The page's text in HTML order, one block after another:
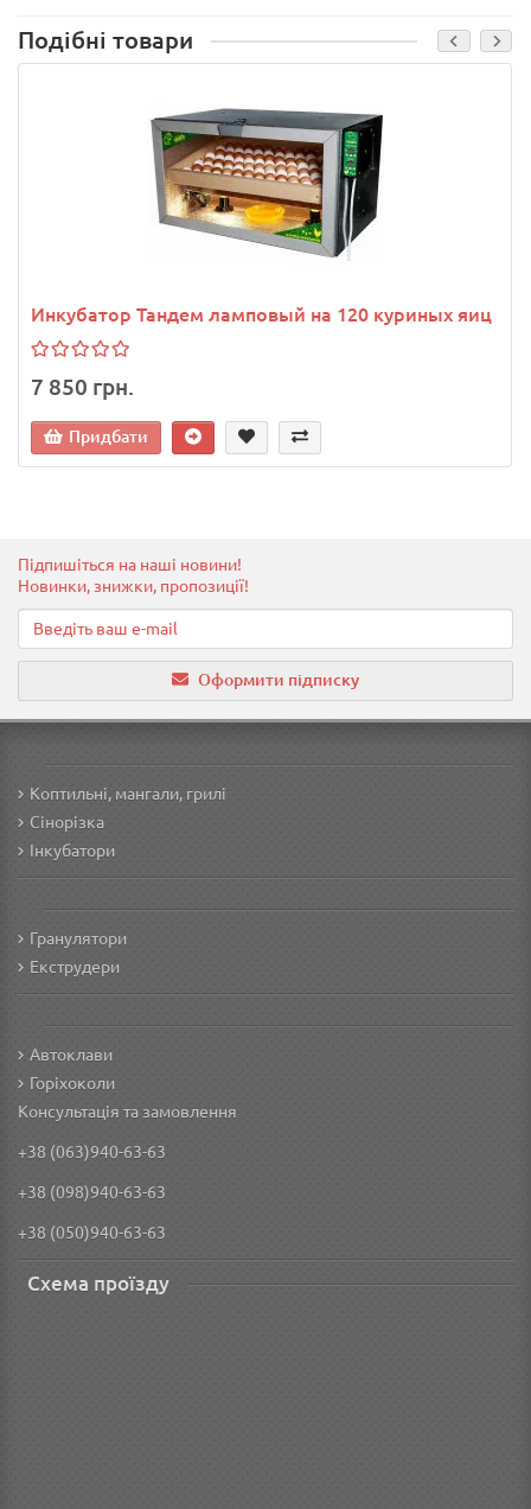
Подібні товари
Инкубатор Тандем ламповый на 120 куриных яиц
7 850 грн.
Придбати
Підпишіться на наші новини!
Новинки, знижки, пропозиції!
Оформити підписку
Коптильні, мангали, грилі
Сінорізка
Інкубатори
Гранулятори
Екструдери
Автоклави
Горіхоколи
Консультація та замовлення
+38 (063)940-63-63
+38 (098)940-63-63
+38 (050)940-63-63
Схема проїзду